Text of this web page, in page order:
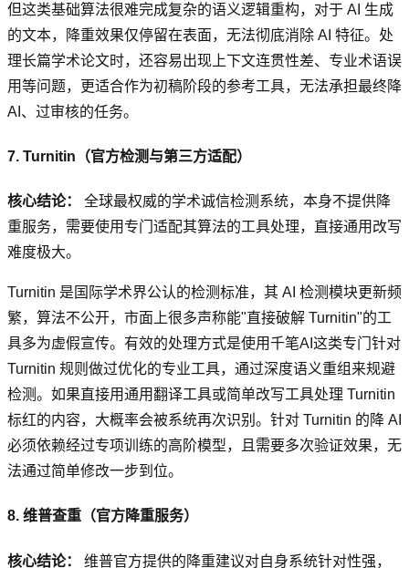
但这类基础算法很难完成复杂的语义逻辑重构，对于 AI 生成
的文本，降重效果仅停留在表面，无法彻底消除 AI 特征。处
理长篇学术论文时，还容易出现上下文连贯性差、专业术语误
用等问题，更适合作为初稿阶段的参考工具，无法承担最终降
AI、过审核的任务。
7. Turnitin（官方检测与第三方适配）
核心结论：
全球最权威的学术诚信检测系统，本身不提供降
重服务，需要使用专门适配其算法的工具处理，直接通用改写
难度极大。
Turnitin 是国际学术界公认的检测标准，其 AI 检测模块更新频
繁，算法不公开，市面上很多声称能"直接破解 Turnitin"的工
具多为虚假宣传。有效的处理方式是使用千笔AI这类专门针对
Turnitin 规则做过优化的专业工具，通过深度语义重组来规避
检测。如果直接用通用翻译工具或简单改写工具处理 Turnitin
标红的内容，大概率会被系统再次识别。针对 Turnitin 的降 AI
必须依赖经过专项训练的高阶模型，且需要多次验证效果，无
法通过简单修改一步到位。
8. 维普查重（官方降重服务）
核心结论：
维普官方提供的降重建议对自身系统针对性强，